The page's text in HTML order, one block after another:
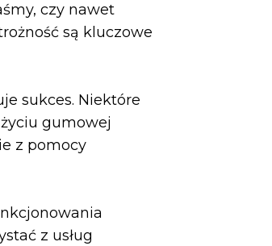
czy nawet
są kluczowe
sukces. Niektóre
gumowej
z pomocy
z usług